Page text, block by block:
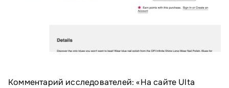
Комментарий исследователей: «На сайте Ulta